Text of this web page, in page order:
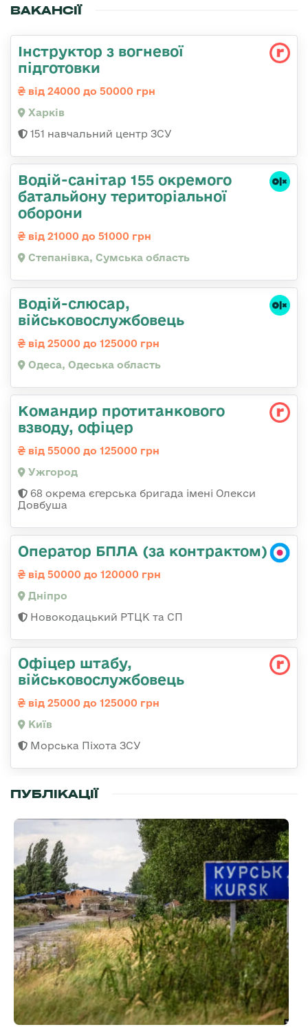
ВАКАНСІЇ
Інструктор з вогневої
підготовки
від 24000 до 50000 грн
Харків
151 навчальний центр ЗСУ
Водій-санітар 155 окремого
батальйону територіальної
оборони
від 21000 до 51000 грн
Степанівка, Сумська область
Водій-слюсаp,
військовослужбовець
від 25000 до 125000 грн
Одеса, Одеська область
Командир протитанкового
взводу, офіцер
від 55000 до 125000 грн
Ужгород
68 окрема єгерська бригада імені Олекси
Довбуша
Оператор БПЛА (за контрактом)
від 50000 до 120000 грн
Дніпро
Новокодацький РТЦК та СП
Офіцер штабу,
військовослужбовець
від 25000 до 125000 грн
Київ
Морська Піхота ЗСУ
ПУБЛІКАЦІЇ